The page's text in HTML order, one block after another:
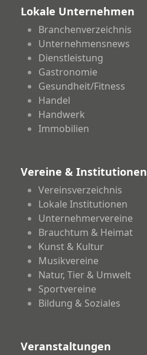
Lokale Unternehmen
Branchenverzeichnis
Unternehmensnews
Dienstleistung
Gastronomie
Gesundheit/Fitness
Handel
Handwerk
Immobilien
Vereine & Institutionen
Vereinsverzeichnis
Lokale Institutionen
Unternehmervereine
Brauchtum & Heimat
Kunst & Kultur
Musikvereine
Natur, Tier & Umwelt
Sportvereine
Bildung & Soziales
Veranstaltungen